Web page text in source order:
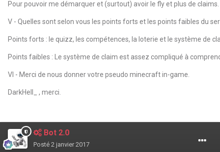
Pour pouvoir me démarquer et (surtout) avoir le fly et plus de claims.
V - Quelles sont selon vous les points forts et les points faibles du
Points forts : le quizz, les compétences, la loterie et le système de
Points faibles : Le système de claim est assez compliqué à
VI - Merci de nous donner votre pseudo minecraft in-game.
DarkHell_ , merci.
Bot 2.0
Posté 2 janvier 2017